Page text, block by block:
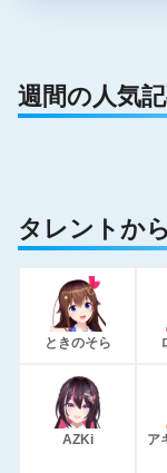
週間の人気
タレントか
ときのそら
AZKi
ア